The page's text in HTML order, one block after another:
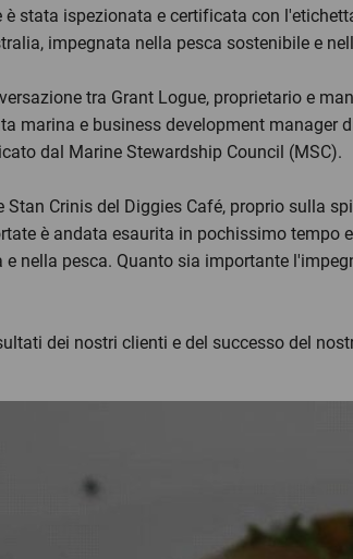
è stata ispezionata e certificata con
impegnata nella pesca sostenibile e
tra Grant Logue, proprietario e
marina e business development
dal Marine Stewardship Council (MSC).
Stan Crinis del Diggies Café, proprio sulla
è andata esaurita in pochissimo
e nella pesca. Quanto sia importante
dei nostri clienti e del successo del